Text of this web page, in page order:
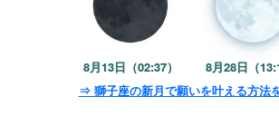
8月13日（02:37）
8月28日（
⇒ 獅子座の新月で願いを叶える方法